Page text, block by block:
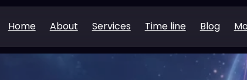
Home About Services Time line Blog